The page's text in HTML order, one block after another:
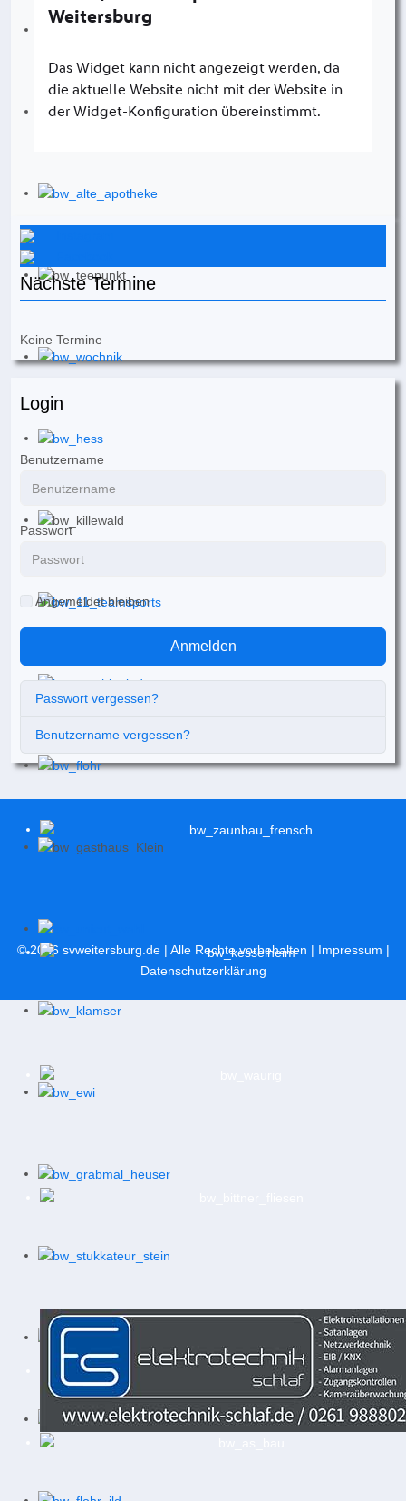
Nächste Termine
Keine Termine
Login
Benutzername
Passwort
Angemeldet bleiben
Anmelden
Passwort vergessen?
Benutzername vergessen?
© 2026 svweitersburg.de| Alle Rechte vorbehalten | Impressum |
Datenschutzerklärung